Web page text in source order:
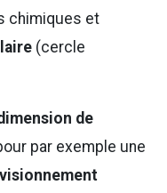
chimiques et
(cercle
de
par exemple une